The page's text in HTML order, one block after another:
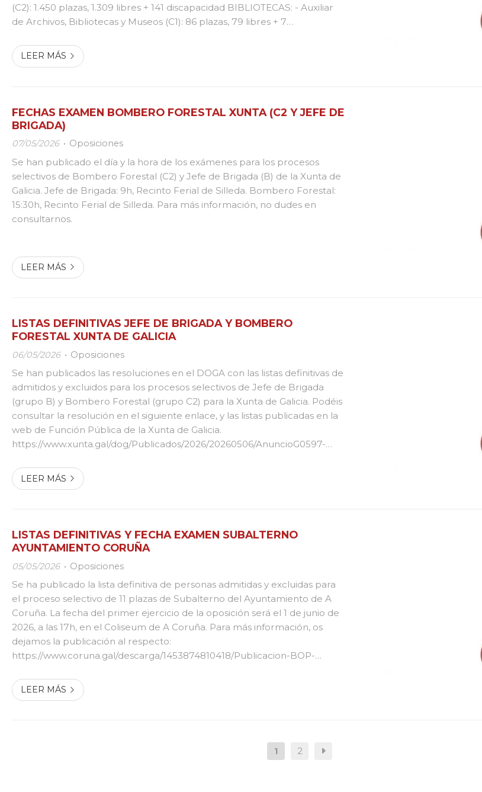
(C2): 1.450 plazas, 1.309 libres + 141 discapacidad BIBLIOTECAS: - Auxiliar
de Archivos, Bibliotecas y Museos (C1): 86 plazas, 79 libres + 7
LEER MÁS
FECHAS EXAMEN BOMBERO FORESTAL XUNTA (C2 Y JEFE DE
BRIGADA)
07/05/2026 Oposiciones
Se han publicado el día y la hora de los exámenes para los procesos
selectivos de Bombero Forestal (C2) y Jefe de Brigada (B) de la Xunta de
Galicia. Jefe de Brigada: 9h, Recinto Ferial de Silleda. Bombero Forestal:
15:30h, Recinto Ferial de Silleda. Para más información, no dudes en
consultarnos.
LEER MÁS
LISTAS DEFINITIVAS JEFE DE BRIGADA Y BOMBERO
FORESTAL XUNTA DE GALICIA
06/05/2026 Oposiciones
Se han publicados las resoluciones en el DOGA con las listas definitivas de
admitidos y excluidos para los procesos selectivos de Jefe de Brigada
(grupo B) y Bombero Forestal (grupo C2) para la Xunta de Galicia. Podéis
consultar la resolución en el siguiente enlace, y las listas publicadas en la
web de Función Pública de la Xunta de Galicia.
https://www.xunta.gal/dog/Publicados/2026/20260506/AnuncioG0597-
https://www.xunta.gal/dog/Publicados/2026/20260506/Anu...
LEER MÁS
LISTAS DEFINITIVAS Y FECHA EXAMEN SUBALTERNO
AYUNTAMIENTO CORUÑA
05/05/2026 Oposiciones
Se ha publicado la lista definitiva de personas admitidas y excluidas para
el proceso selectivo de 11 plazas de Subalterno del Ayuntamiento de A
Coruña. La fecha del primer ejercicio de la oposición será el 1 de junio de
2026, a las 17h, en el Coliseum de A Coruña. Para más información, os
dejamos la publicación al respecto:
https://www.coruna.gal/descarga/1453874810418/Publicacion-BOP-
data-exame_subalterno.pdf
LEER MÁS
1 2